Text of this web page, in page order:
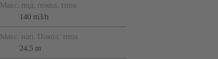
Макс. под. покол. типа
140 m3/h
Макс. нап. Покол. типа
24.5 m